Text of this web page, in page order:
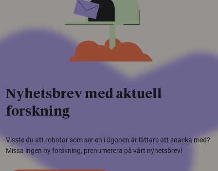
Nyhetsbrev med aktuell
forskning
Visste du att robotar som ser en i ögonen är lättare att snacka med?
Missa ingen ny forskning, prenumerera på vårt nyhetsbrev!